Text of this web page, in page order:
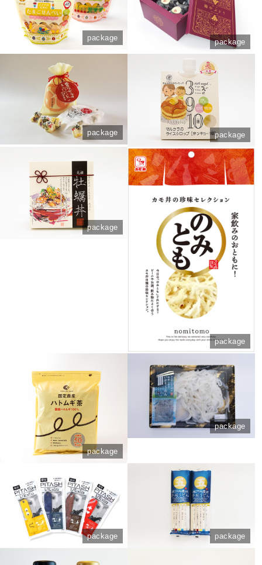
package package
package package
package
package
package
package
package package